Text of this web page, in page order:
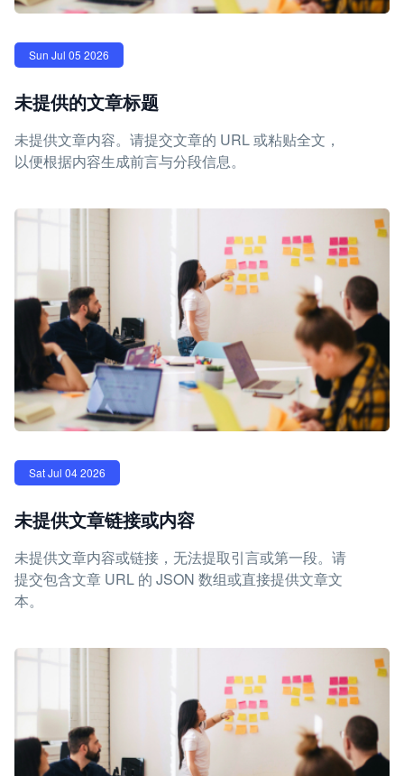
Sun Jul 05 2026
未提供的文章标题
未提供文章内容。请提交文章的 URL 或粘贴全文，
以便根据内容生成前言与分段信息。
Sat Jul 04 2026
未提供文章链接或内容
未提供文章内容或链接，无法提取引言或第一段。请
提交包含文章 URL 的 JSON 数组或直接提供文章文
本。